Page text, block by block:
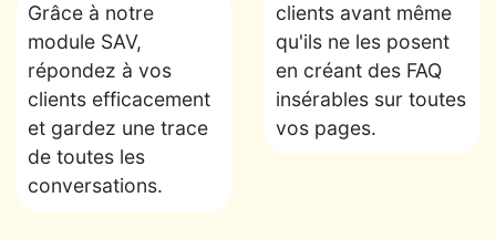
Grâce à notre
module SAV,
répondez à vos
clients efficacement
et gardez une trace
de toutes les
conversations.
clients avant même
qu'ils ne les posent
en créant des FAQ
insérables sur toutes
vos pages.